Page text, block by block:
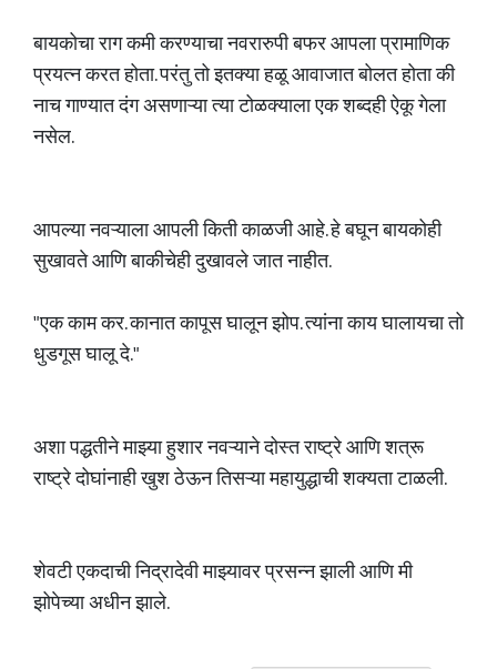
बायकोचा राग कमी करण्याचा नवरारुपी बफर आपला प्रामाणिक
प्रयत्न करत होता. परंतु तो इतक्या हळू आवाजात बोलत होता की
नाच गाण्यात दंग असणाऱ्या त्या टोळक्याला एक शब्दही ऐकू गेला
नसेल.
आपल्या नवऱ्याला आपली किती काळजी आहे. हे बघून बायकोही
सुखावते आणि बाकीचेही दुखावले जात नाहीत.
"एक काम कर. कानात कापूस घालून झोप. त्यांना काय घालायचा तो
धुडगूस घालू दे."
अशा पद्धतीने माझ्या हुशार नवऱ्याने दोस्त राष्ट्रे आणि शत्रू
राष्ट्रे दोघांनाही खुश ठेऊन तिसऱ्या महायुद्धाची शक्यता टाळली.
शेवटी एकदाची निद्रादेवी माझ्यावर प्रसन्न झाली आणि मी
झोपेच्या अधीन झाले.